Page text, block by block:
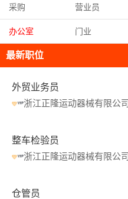
采购 营业员
办公室 门业
最新职位
外贸业务员
浙江正隆运动器械有限公司
整车检验员
浙江正隆运动器械有限公司
仓管员